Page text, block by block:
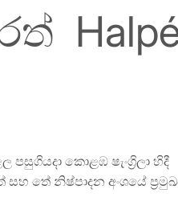
කොළඹ ෂැංග්‍රිලා හිදී
තේ නිෂ්පාදන අංශයේ